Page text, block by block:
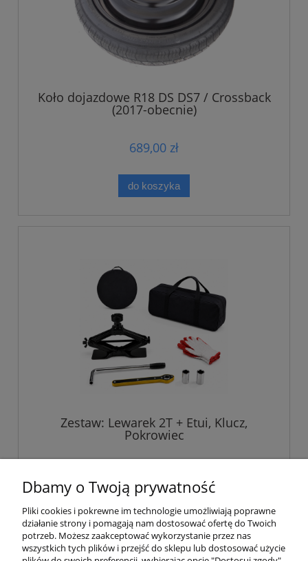
Koło dojazdowe R18 DS DS7 / Crossback
(2017-obecnie)
689,00 zł
do koszyka
Zestaw: Lewarek 2T + Etui, Klucz,
Pokrowiec
do koszyka
Dbamy o Twoją prywatność
Pliki cookies i pokrewne im technologie umożliwiają poprawne
działanie strony i pomagają nam dostosować ofertę do Twoich
potrzeb. Możesz zaakceptować wykorzystanie przez nas
wszystkich tych plików i przejść do sklepu lub dostosować użycie